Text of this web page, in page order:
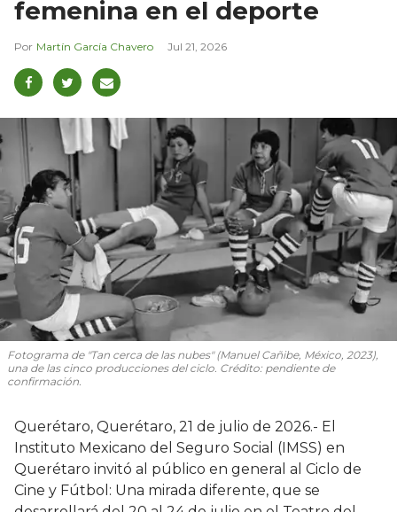
femenina en el deporte
Martín García Chavero Jul 21, 2026
Fotograma de "Tan cerca de las nubes" (Manuel Cañibe, México, 2023),
una de las cinco producciones del ciclo. Crédito: pendiente de
confirmación.
Querétaro, Querétaro, 21 de julio de 2026.- El
Instituto Mexicano del Seguro Social (IMSS) en
Querétaro invitó al público en general al Ciclo de
Cine y Fútbol: Una mirada diferente, que se